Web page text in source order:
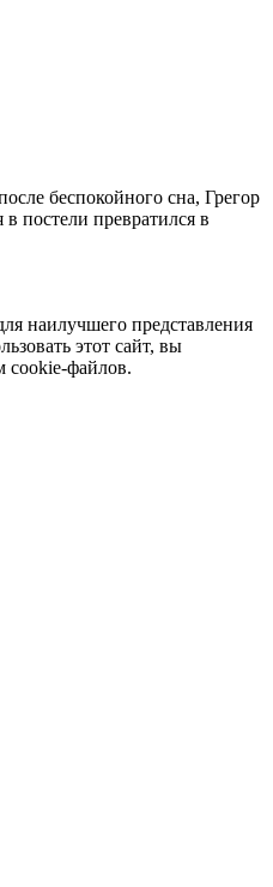
беспокойного сна, Грегор
постели превратился в
наилучшего представления
этот сайт, вы
cookie-файлов.